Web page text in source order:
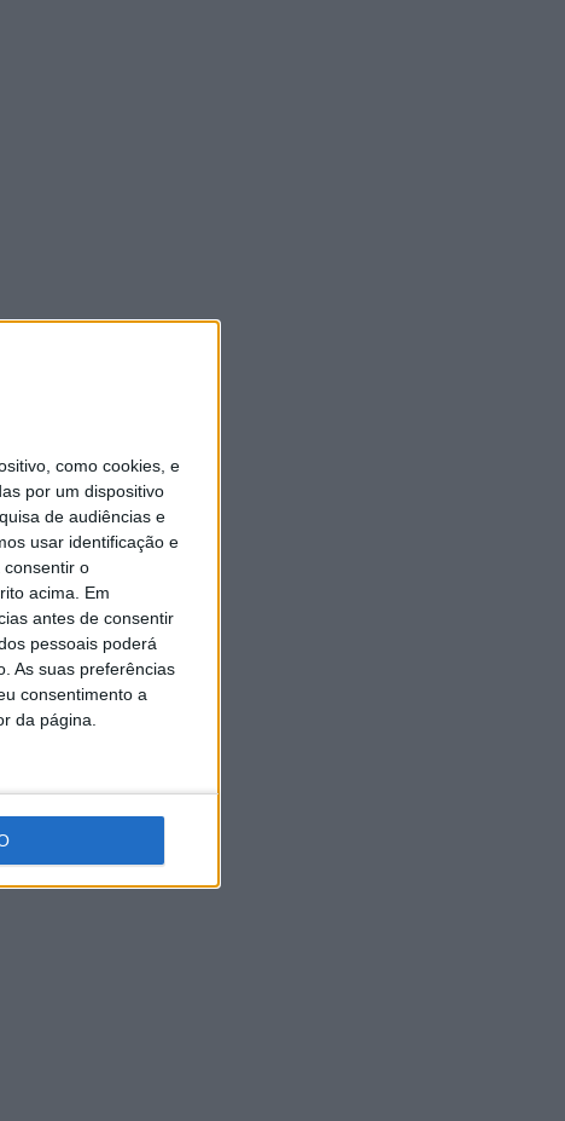
como cookies, e
por um dispositivo
de audiências e
usar identificação e
consentir o
acima. Em
antes de consentir
pessoais poderá
As suas preferências
consentimento a
da página.